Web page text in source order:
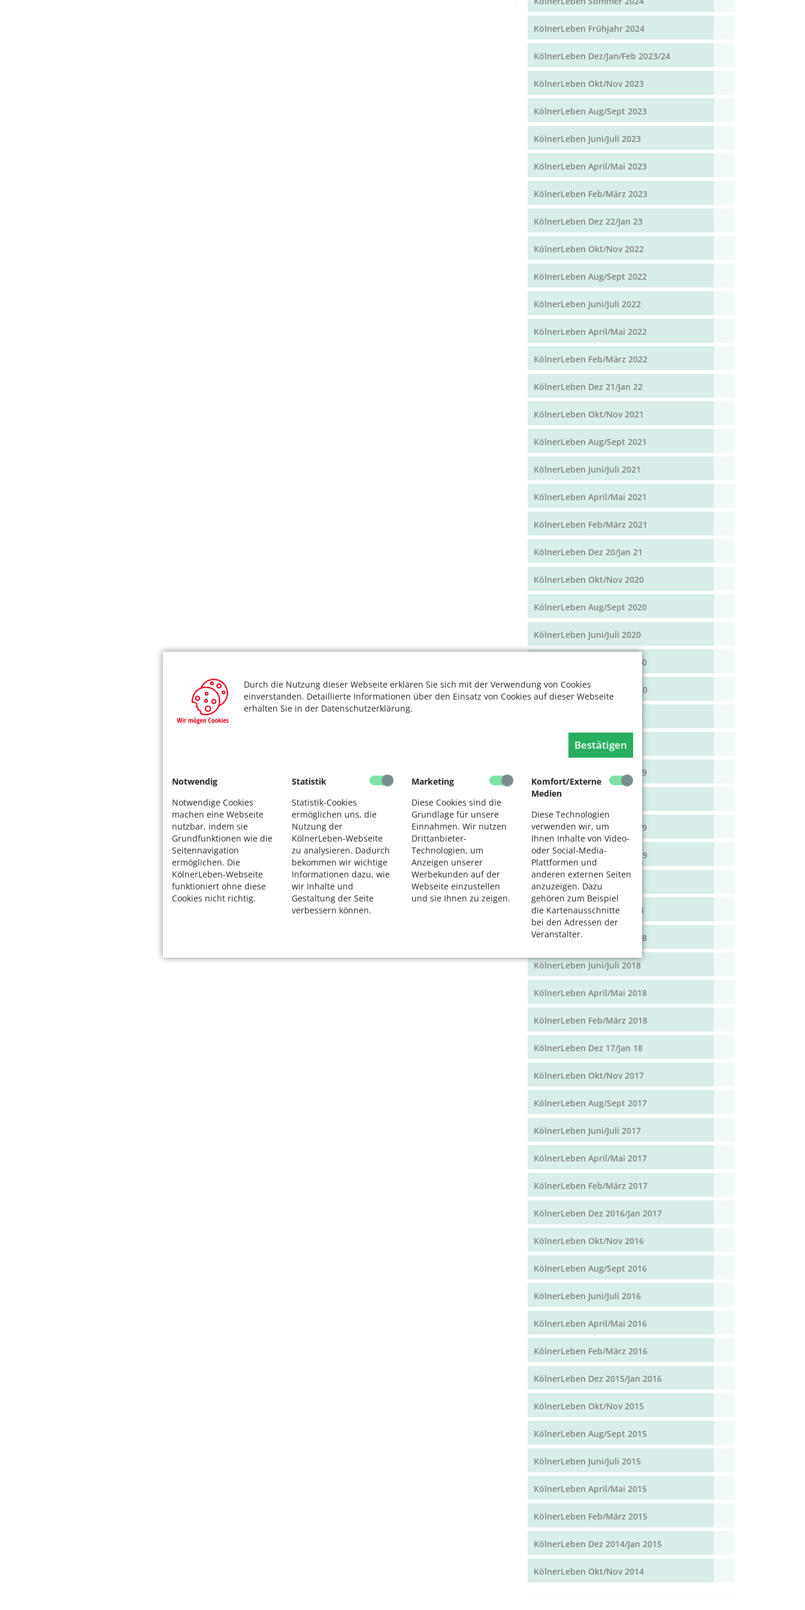
Durch die Nutzung dieser Webseite erklären Sie sich mit der Verwendung von Cookies
einverstanden. Detaillierte Informationen über den Einsatz von Cookies auf dieser Webseite
erhalten Sie in der Datenschutzerklärung.
Bestätigen
Notwendig
Notwendige Cookies
machen eine Webseite
nutzbar, indem sie
Grundfunktionen wie die
Seitennavigation
ermöglichen. Die
KölnerLeben-Webseite
funktioniert ohne diese
Cookies nicht richtig.
Statistik
Statistik-Cookies
ermöglichen uns, die
Nutzung der
KölnerLeben-Webseite
zu analysieren. Dadurch
bekommen wir wichtige
Informationen dazu, wie
wir Inhalte und
Gestaltung der Seite
verbessern können.
Marketing
Diese Cookies sind die
Grundlage für unsere
Einnahmen. Wir nutzen
Drittanbieter-
Technologien, um
Anzeigen unserer
Werbekunden auf der
Webseite einzustellen
und sie Ihnen zu zeigen.
Komfort/Externe
Medien
Diese Technologien
verwenden wir, um
Ihnen Inhalte von Video-
oder Social-Media-
Plattformen und
anderen externen Seiten
anzuzeigen. Dazu
gehören zum Beispiel
die Kartenausschnitte
bei den Adressen der
Veranstalter.
KölnerLeben Frühjahr 2024
KölnerLeben Dez/Jan/Feb 2023/24
KölnerLeben Okt/Nov 2023
KölnerLeben Aug/Sept 2023
KölnerLeben Juni/Juli 2023
KölnerLeben April/Mai 2023
KölnerLeben Feb/März 2023
KölnerLeben Dez 22/Jan 23
KölnerLeben Okt/Nov 2022
KölnerLeben Aug/Sept 2022
KölnerLeben Juni/Juli 2022
KölnerLeben April/Mai 2022
KölnerLeben Feb/März 2022
KölnerLeben Dez 21/Jan 22
KölnerLeben Okt/Nov 2021
KölnerLeben Aug/Sept 2021
KölnerLeben Juni/Juli 2021
KölnerLeben April/Mai 2021
KölnerLeben Feb/März 2021
KölnerLeben Dez 20/Jan 21
KölnerLeben Okt/Nov 2020
KölnerLeben Aug/Sept 2020
KölnerLeben Juni/Juli 2020
KölnerLeben April/Mai 2020
KölnerLeben Feb/März 2020
KölnerLeben Dez 19/Jan 20
KölnerLeben Okt/Nov 19
KölnerLeben Aug/Sept 2019
KölnerLeben Juni/Juli 2019
KölnerLeben April/Mai 2019
KölnerLeben Feb/März 2019
KölnerLeben Dez 18/Jan 19
KölnerLeben Okt/Nov 2018
KölnerLeben Aug/Sept 2018
KölnerLeben Juni/Juli 2018
KölnerLeben April/Mai 2018
KölnerLeben Feb/März 2018
KölnerLeben Dez 17/Jan 18
KölnerLeben Okt/Nov 2017
KölnerLeben Aug/Sept 2017
KölnerLeben Juni/Juli 2017
KölnerLeben April/Mai 2017
KölnerLeben Feb/März 2017
KölnerLeben Dez 2016/Jan 2017
KölnerLeben Okt/Nov 2016
KölnerLeben Aug/Sept 2016
KölnerLeben Juni/Juli 2016
KölnerLeben April/Mai 2016
KölnerLeben Feb/März 2016
KölnerLeben Dez 2015/Jan 2016
KölnerLeben Okt/Nov 2015
KölnerLeben Aug/Sept 2015
KölnerLeben Juni/Juli 2015
KölnerLeben April/Mai 2015
KölnerLeben Feb/März 2015
KölnerLeben Dez 2014/Jan 2015
KölnerLeben Okt/Nov 2014